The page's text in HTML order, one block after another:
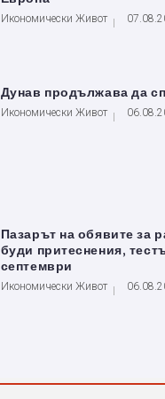
Икономически Живот
Дунав продължава да
Икономически Живот
Пазарът на обявите за
буди притеснения,
септември
Икономически Живот